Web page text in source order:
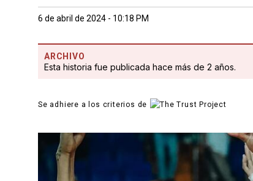
6 de abril de 2024 - 10:18 PM
ARCHIVO
Esta historia fue publicada hace más de 2 años.
Se adhiere a los criterios de